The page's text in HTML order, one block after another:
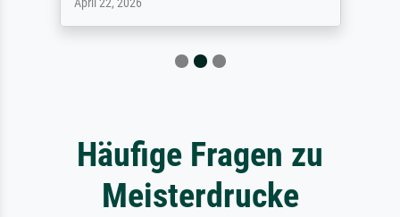
April 22, 2026
Häufige Fragen zu
Meisterdrucke